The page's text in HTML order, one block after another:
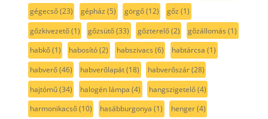
gégecső(23) gépház (5) görgő(12) gőz (1)
gőzkivezető(1) gőzsütő(33) gőzterelő(2) gőzállomás (1)
habkő(1) habosító(2) habszivacs (6) habtárcsa (1)
habverő(46) habverőlapát(18) habverőszár(28)
hajtómű(34) halogén lámpa (4) hangszigetelő(4)
harmonikacső(10) hasábburgonya (1) henger(4)